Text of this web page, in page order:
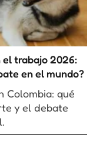
el trabajo 2026:
en el mundo?
Colombia: qué
y el debate